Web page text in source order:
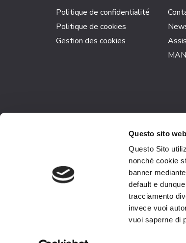
Questo sito
Questo Sito
nonché cookie
banner
default e
tracciamento
invece vuoi
vuoi saperne di
articlesPolitique de confidentialité
Politique de cookies
Gestion des cookies